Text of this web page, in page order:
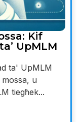
Kif
UpMLM
ta' UpMLM
u
tiegħek...